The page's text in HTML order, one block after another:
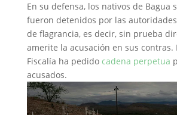
En su defensa, los nativos de Bagua
fueron detenidos por las
de flagrancia, es decir, sin prueba
amerite la acusación en sus contras.
Fiscalía ha pedido cadena perpetua
acusados.